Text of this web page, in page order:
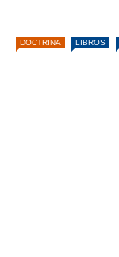
DOCTRINA LIBROS